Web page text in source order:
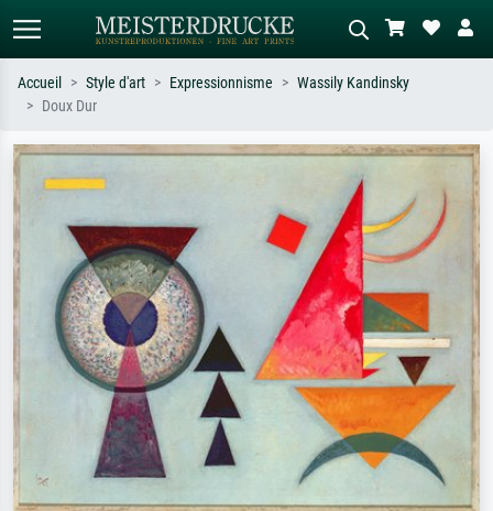
ex. Monet, Nuit étoilée,
impressionnisme, vague de Hokusai,
nu.
Décrivez la scène – ex. prairie verte,
abstrait avec beaucoup de rouge,
tableau sombre, nu debout près d'un
arbre.
Accueil Style d'art Expressionnisme
Wassily Kandinsky
Doux Dur